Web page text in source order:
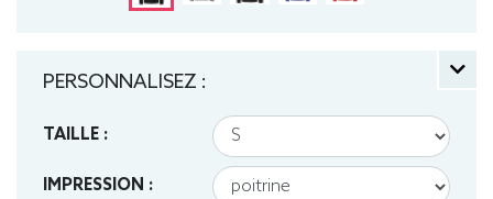
PERSONNALISEZ :
TAILLE :
IMPRESSION :